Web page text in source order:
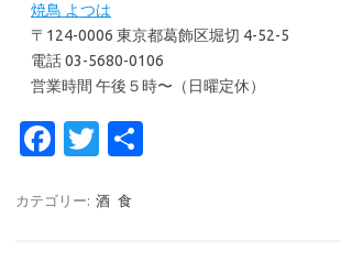
焼鳥 よつは
〒124-0006 東京都葛飾区堀切 4-52-5
電話 03-5680-0106
営業時間 午後５時〜（日曜定休）
Fa
e
T
it
カテゴリー: 酒 食